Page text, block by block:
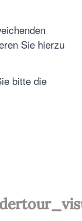
Sie hierzu
bitte die